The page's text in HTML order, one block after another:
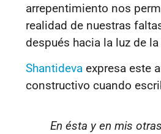
arrepentimiento nos
realidad de nuestras
después hacia la luz de
Shantideva expresa este
constructivo cuando
En ésta y en mis